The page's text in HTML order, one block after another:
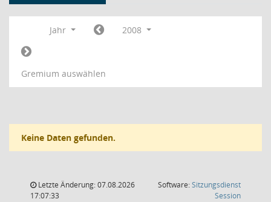
Jahr 2008
Gremium auswählen
Keine Daten gefunden.
Letzte Änderung: 07.08.2026
17:07:33
Software:Sitzungsdienst
Session(Wird in